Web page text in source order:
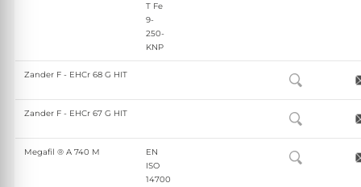
T Fe
9-
250-
KNP
Zander F - EHCr 68 G HIT
Zander F - EHCr 67 G HIT
Megafil ® A 740 M
EN
ISO
14700